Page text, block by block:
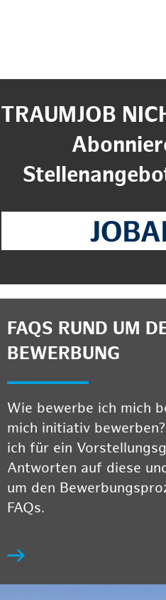
TRAUMJOB
FAQS RUND UM
BEWERBUNG
Wie bewerbe ich mich
mich initiativ
ich für ein
Antworten auf diese
um den
FAQs.